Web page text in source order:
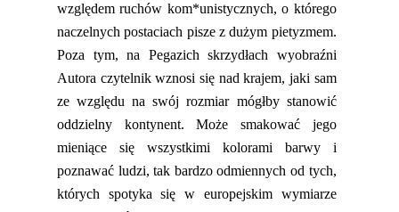
względem ruchów kom*unistycznych, o którego
naczelnych postaciach pisze z dużym pietyzmem.
Poza tym, na Pegazich skrzydłach wyobraźni
Autora czytelnik wznosi się nad krajem, jaki sam
ze względu na swój rozmiar mógłby stanowić
oddzielny kontynent. Może smakować jego
mieniące się wszystkimi kolorami barwy i
poznawać ludzi, tak bardzo odmiennych od tych,
których spotyka się w europejskim wymiarze